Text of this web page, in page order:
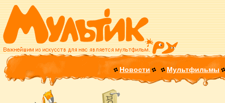
Новости Мультфильмы